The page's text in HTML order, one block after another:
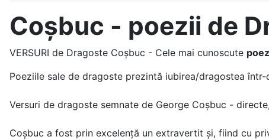
Coșbuc - poezii de
VERSURI de Dragoste Coșbuc - Cele mai cunoscute
Poeziile sale de dragoste prezintă iubirea/dragostea într-
Versuri de dragoste semnate de George Coșbuc -
Coșbuc a fost prin excelență un ex­tra­vertit şi, fiind cu